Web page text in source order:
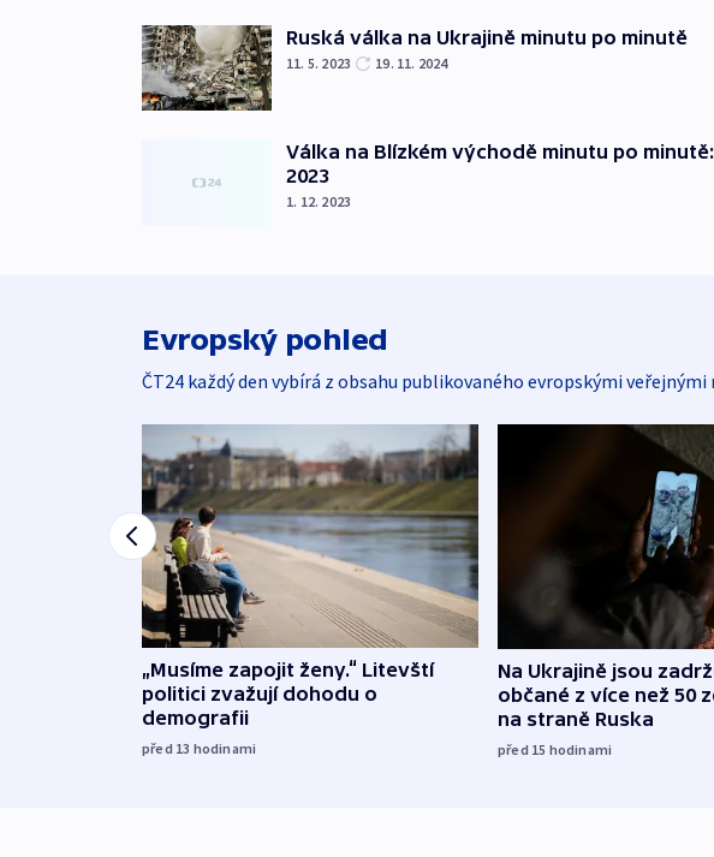
Ruská válka na Ukrajině minutu po minutě
11. 5. 2023 19. 11. 2024
Válka na Blízkém východě minutu po
2023
1. 12. 2023
Evropský pohled
ČT24 každý den vybírá z obsahu publikovaného evropskými veřejnými
„Musíme zapojit ženy.“ Litevští
politici zvažují dohodu o
demografii
před 13 hodinami
Na Ukrajině jsou
občané z více než 50
na straně Ruska
před 15 hodinami